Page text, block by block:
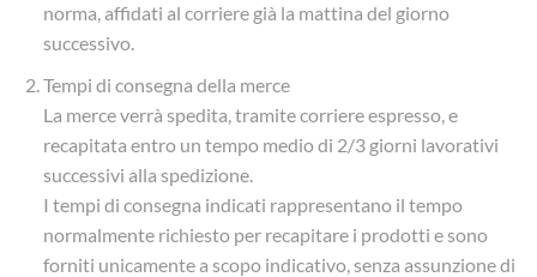
norma, affidati al corriere già la mattina del giorno
successivo.
Tempi di consegna della merce
La merce verrà spedita, tramite corriere espresso, e
recapitata entro un tempo medio di 2/3 giorni lavorativi
successivi alla spedizione.
I tempi di consegna indicati rappresentano il tempo
normalmente richiesto per recapitare i prodotti e sono
forniti unicamente a scopo indicativo, senza assunzione di